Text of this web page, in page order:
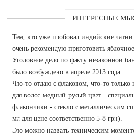
ИНТЕРЕСНЫЕ
Тем, кто уже пробовал индийские
очень рекомендую приготовить
Уголовное дело по факту незаконной
было возбуждено в апреле 2013 года.
Что-то отдаю с флаконом, что-то только
для волос-медный-русый цвет -
флакончики - стекло с металлическим
мл для цене соответственно 5-8 грн).
Это можно назвать техническим